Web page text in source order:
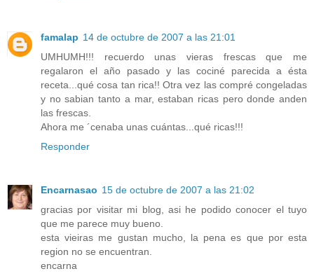
famalap 14 de octubre de 2007 a las 21:01
UMHUMH!!! recuerdo unas vieras frescas que me
regalaron el año pasado y las cociné parecida a ésta
receta...qué cosa tan rica!! Otra vez las compré congeladas
y no sabian tanto a mar, estaban ricas pero donde anden
las frescas.
Ahora me ´cenaba unas cuántas...qué ricas!!!
Responder
Encarnasao 15 de octubre de 2007 a las 21:02
gracias por visitar mi blog, asi he podido conocer el tuyo
que me parece muy bueno.
esta vieiras me gustan mucho, la pena es que por esta
region no se encuentran.
encarna